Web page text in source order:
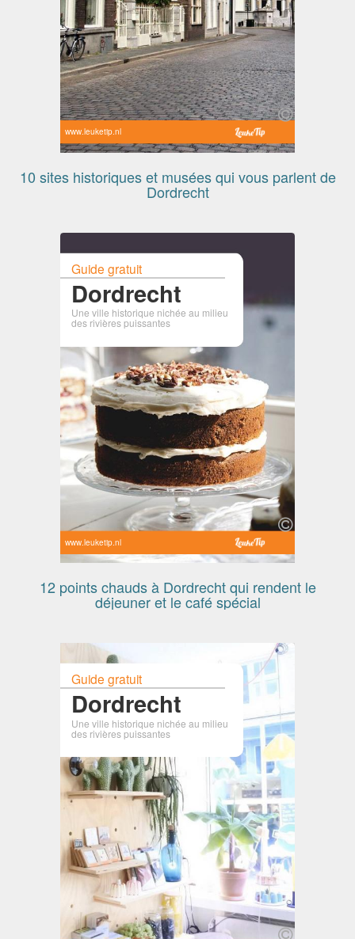
www.leuketip.nl
10 sites historiques et musées qui vous parlent de
Dordrecht
Guide gratuit
Dordrecht
Une ville historique nichée au milieu
des rivières puissantes
www.leuketip.nl
12 points chauds à Dordrecht qui rendent le
déjeuner et le café spécial
Guide gratuit
Dordrecht
Une ville historique nichée au milieu
des rivières puissantes